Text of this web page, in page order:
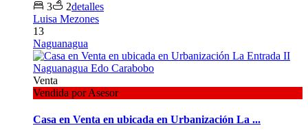
3
2detalles
Luisa Mezones
13
Naguanagua
Venta
Vendida por Asesor
Casa en Venta en ubicada en Urbanización La ...